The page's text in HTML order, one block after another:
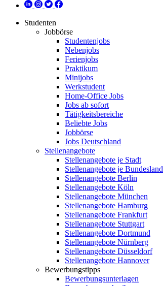
Studenten
Jobbörse
Studentenjobs
Nebenjobs
Ferienjobs
Praktikum
Minijobs
Werkstudent
Home-Office Jobs
Jobs ab sofort
Tätigkeitsbereiche
Beliebte Jobs
Jobbörse
Jobs Deutschland
Stellenangebote
Stellenangebote je Stadt
Stellenangebote je Bundesland
Stellenangebote Berlin
Stellenangebote Köln
Stellenangebote München
Stellenangebote Hamburg
Stellenangebote Frankfurt
Stellenangebote Stuttgart
Stellenangebote Dortmund
Stellenangebote Nürnberg
Stellenangebote Düsseldorf
Stellenangebote Hannover
Bewerbungstipps
Bewerbungsunterlagen